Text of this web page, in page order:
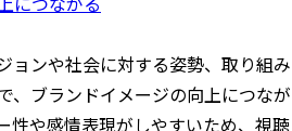
ョンや社会に対する姿勢、取り組み
、ブランドイメージの向上につなが
性や感情表現がしやすいため、視聴